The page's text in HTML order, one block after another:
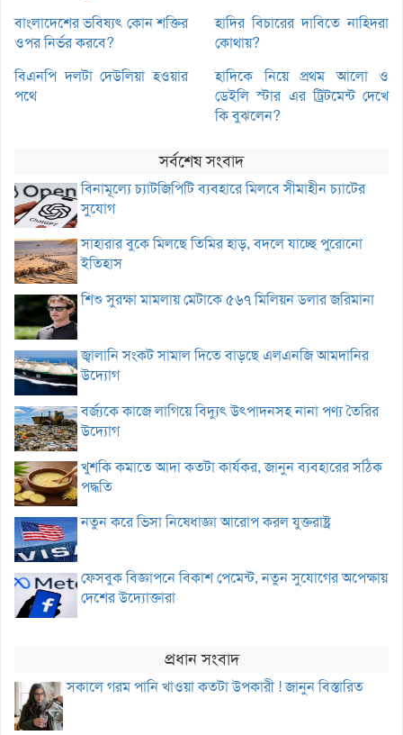
বাংলাদেশের ভবিষ্যৎ কোন শক্তির
ওপর নির্ভর করবে?
হাদির বিচারের দাবিতে নাহিদরা
কোথায়?
বিএনপি দলটা দেউলিয়া হওয়ার
পথে
হাদিকে নিয়ে প্রথম আলো ও
ডেইলি স্টার এর ট্রিটমেন্ট দেখে
কি বুঝলেন?
সর্বশেষ সংবাদ
বিনামূল্যে চ্যাটজিপিটি ব্যবহারে মিলবে সীমাহীন চ্যাটের
সুযোগ
সাহারার বুকে মিলছে তিমির হাড়, বদলে যাচ্ছে পুরোনো
ইতিহাস
শিশু সুরক্ষা মামলায় মেটাকে ৫৬৭ মিলিয়ন ডলার জরিমানা
জ্বালানি সংকট সামাল দিতে বাড়ছে এলএনজি আমদানির
উদ্যোগ
বর্জ্যকে কাজে লাগিয়ে বিদ্যুৎ উৎপাদনসহ নানা পণ্য তৈরির
উদ্যোগ
খুশকি কমাতে আদা কতটা কার্যকর, জানুন ব্যবহারের সঠিক
পদ্ধতি
নতুন করে ভিসা নিষেধাজ্ঞা আরোপ করল যুক্তরাষ্ট্র
ফেসবুক বিজ্ঞাপনে বিকাশ পেমেন্ট, নতুন সুযোগের অপেক্ষায়
দেশের উদ্যোক্তারা
প্রধান সংবাদ
সকালে গরম পানি খাওয়া কতটা উপকারী ! জানুন বিস্তারিত